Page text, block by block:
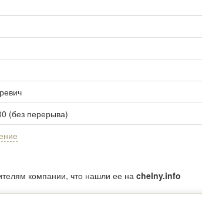
(без перерыва)
компании, что нашли ее на chelny.info